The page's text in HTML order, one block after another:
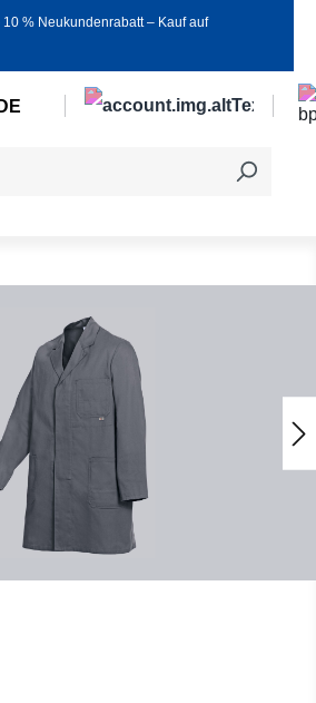
% Neukundenrabatt ‒ Kauf auf